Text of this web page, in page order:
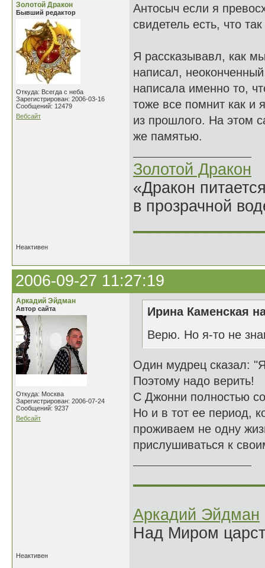
Золотой Дракон
Бывший редактор
Откуда: Всегда с неба
Зарегистрирован: 2006-03-16
Сообщений: 12479
Вебсайт
Антосыч если я
свидетель есть, что
Я рассказывавл, как
написал,
написала именно то,
тоже все помнит как и
из прошлого. На этом
же памятью.
Золотой Дракон
«Дракон
в прозрачной
Неактивен
2006-09-27 11:27:19
Аркадий Эйдман
Автор сайта
Откуда: Москва
Зарегистрирован: 2006-07-24
Сообщений: 9237
Вебсайт
Ирина Каменская
Верю. Но я-то не
Один мудрец сказал:
Поэтому надо верить!
С Джонни полностью
Но и в тот ее период,
проживаем не одну
прислушиваться к
Аркадий Эйдман
Над Миром
Неактивен